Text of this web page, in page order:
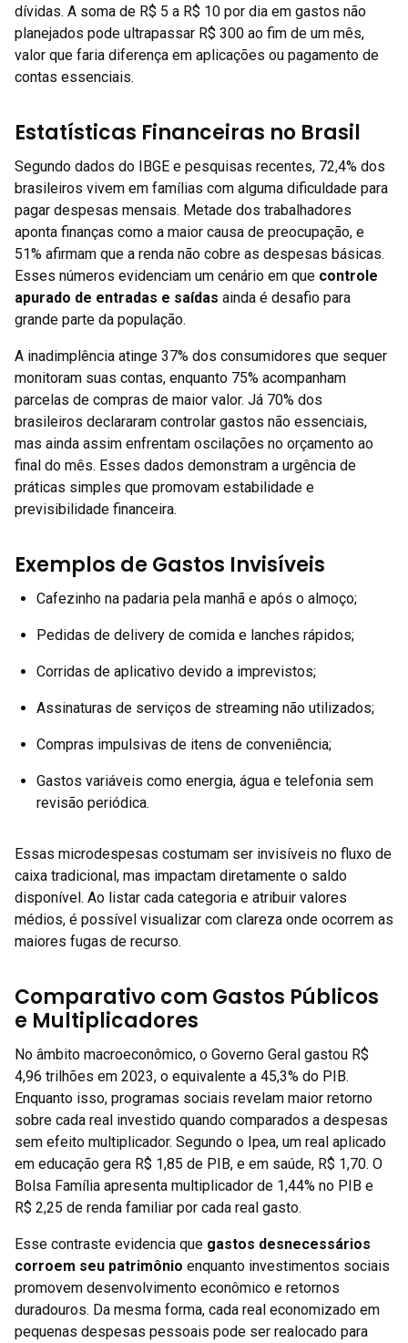
dívidas. A soma de R$ 5 a R$ 10 por dia em gastos não
planejados pode ultrapassar R$ 300 ao fim de um mês,
valor que faria diferença em aplicações ou pagamento de
contas essenciais.
Estatísticas Financeiras no Brasil
Segundo dados do IBGE e pesquisas recentes, 72,4% dos
brasileiros vivem em famílias com alguma dificuldade para
pagar despesas mensais. Metade dos trabalhadores
aponta finanças como a maior causa de preocupação, e
51% afirmam que a renda não cobre as despesas básicas.
Esses números evidenciam um cenário em que controle
apurado de entradas e saídas ainda é desafio para
grande parte da população.
A inadimplência atinge 37% dos consumidores que sequer
monitoram suas contas, enquanto 75% acompanham
parcelas de compras de maior valor. Já 70% dos
brasileiros declararam controlar gastos não essenciais,
mas ainda assim enfrentam oscilações no orçamento ao
final do mês. Esses dados demonstram a urgência de
práticas simples que promovam estabilidade e
previsibilidade financeira.
Exemplos de Gastos Invisíveis
Cafezinho na padaria pela manhã e após o almoço;
Pedidas de delivery de comida e lanches rápidos;
Corridas de aplicativo devido a imprevistos;
Assinaturas de serviços de streaming não utilizados;
Compras impulsivas de itens de conveniência;
Gastos variáveis como energia, água e telefonia sem
revisão periódica.
Essas microdespesas costumam ser invisíveis no fluxo de
caixa tradicional, mas impactam diretamente o saldo
disponível. Ao listar cada categoria e atribuir valores
médios, é possível visualizar com clareza onde ocorrem as
maiores fugas de recurso.
Comparativo com Gastos Públicos
e Multiplicadores
No âmbito macroeconômico, o Governo Geral gastou R$
4,96 trilhões em 2023, o equivalente a 45,3% do PIB.
Enquanto isso, programas sociais revelam maior retorno
sobre cada real investido quando comparados a despesas
sem efeito multiplicador. Segundo o Ipea, um real aplicado
em educação gera R$ 1,85 de PIB, e em saúde, R$ 1,70. O
Bolsa Família apresenta multiplicador de 1,44% no PIB e
R$ 2,25 de renda familiar por cada real gasto.
Esse contraste evidencia que gastos desnecessários
corroem seu patrimônio enquanto investimentos sociais
promovem desenvolvimento econômico e retornos
duradouros. Da mesma forma, cada real economizado em
pequenas despesas pessoais pode ser realocado para